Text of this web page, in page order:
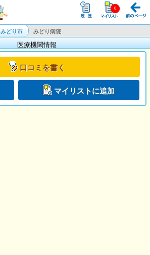
みどり市 みどり病院
医療機関情報
口コミを書く
マイリストに追加